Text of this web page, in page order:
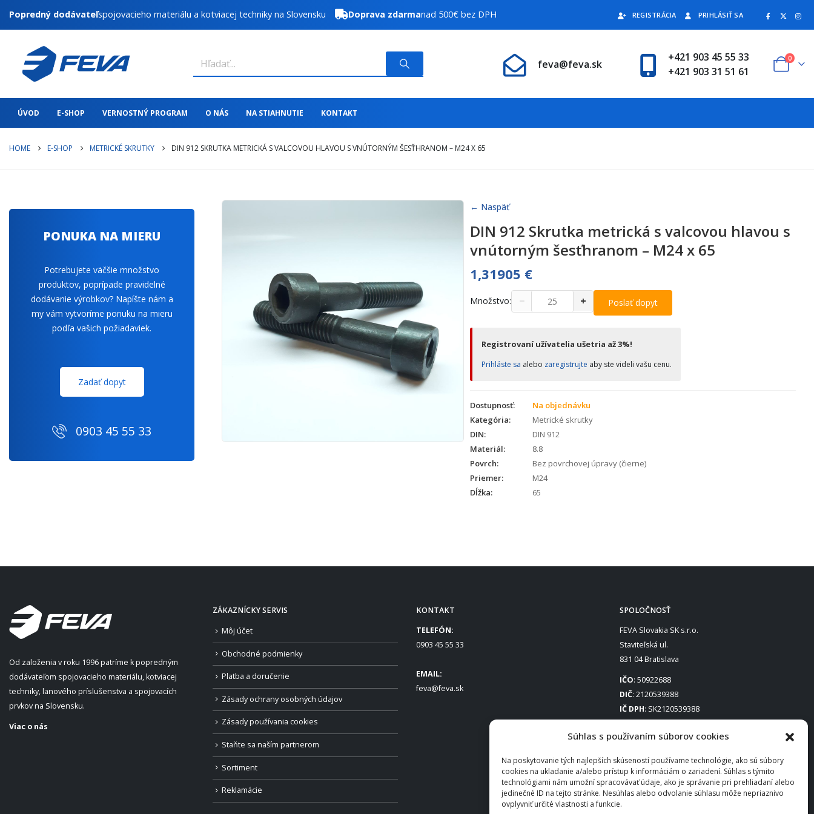
Súhlas s používaním súborov cookies
Na poskytovanie tých najlepších skúseností používame technológie, ako sú súbory
cookies na ukladanie a/alebo prístup k informáciám o zariadení. Súhlas s týmito
technológiami nám umožní spracovávať údaje, ako je správanie pri prehliadaní alebo
jedinečné ID na tejto stránke. Nesúhlas alebo odvolanie súhlasu môže nepriaznivo
ovplyvniť určité vlastnosti a funkcie.
Popredný dodávateľspojovacieho materiálu a kotviacej techniky na Slovensku Doprava zdarmanad 500€ bez DPH REGISTRÁCIA PRIHLÁSIŤ SA
feva@feva.sk
+421 903 45 55 33
+421 903 31 51 61
0
ÚVOD E-SHOP VERNOSTNÝ PROGRAM O NÁS NA STIAHNUTIE KONTAKT
HOME E-SHOP METRICKÉ SKRUTKY DIN 912 SKRUTKA METRICKÁ S VALCOVOU HLAVOU S VNÚTORNÝM ŠESŤHRANOM – M24 X 65
← Naspäť
DIN 912 Skrutka metrická s valcovou hlavou s
vnútorným šesťhranom – M24 x 65
1,31905 €
Množstvo: − + Poslať dopyt
Registrovaní užívatelia ušetria až 3%!
Prihláste sa alebo zaregistrujte aby ste videli vašu cenu.
Dostupnosť:
Na objednávku
Kategória:
Metrické skrutky
DIN:
DIN 912
Materiál:
8.8
Povrch:
Bez povrchovej úpravy (čierne)
Priemer:
M24
Dĺžka:
65
PONUKA NA MIERU
Potrebujete väčšie množstvo
produktov, poprípade pravidelné
dodávanie výrobkov? Napíšte nám a
my vám vytvoríme ponuku na mieru
podľa vašich požiadaviek.
Zadať dopyt
0903 45 55 33
Od založenia v roku 1996 patríme k popredným
dodávateľom spojovacieho materiálu, kotviacej
techniky, lanového príslušenstva a spojovacích
prvkov na Slovensku.
Viac o nás
ZÁKAZNÍCKY SERVIS
Môj účet
Obchodné podmienky
Platba a doručenie
Zásady ochrany osobných údajov
Zásady používania cookies
Staňte sa naším partnerom
Sortiment
Reklamácie
KONTAKT
TELEFÓN:
0903 45 55 33
EMAIL:
feva@feva.sk
SPOLOČNOSŤ
FEVA Slovakia SK s.r.o.
Staviteľská ul.
831 04 Bratislava
IČO: 50922688
DIČ: 2120539388
IČ DPH: SK2120539388